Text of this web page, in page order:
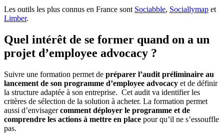
Les outils les plus connus en France sont Sociabble, Sociallymap et
Limber.
Quel intérêt de se former quand on a un
projet d’employee advocacy ?
Suivre une formation permet de préparer l’audit préliminaire au
lancement de son programme d’employee advocacy et de définir
la structure adaptée à son entreprise. Cet audit va identifier les
critères de sélection de la solution à acheter. La formation permet
aussi d’envisagercomment déployer le programme et de
comprendre les actions à mettre en place pour qu’il ne s’essouffle
pas.